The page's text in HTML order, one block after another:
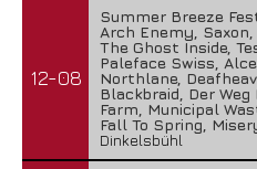
12-08
Summer Breeze
Arch Enemy,
The Ghost Inside,
Paleface Swiss,
Northlane,
Blackbraid, Der
Farm, Municipal
Fall To Spring,
Dinkelsbühl